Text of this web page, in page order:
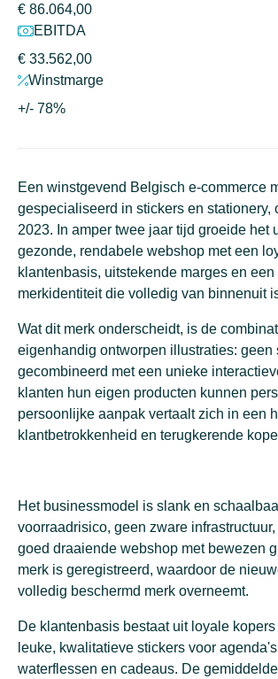
€ 86.064,00
EBITDA
€ 33.562,00
Winstmarge
+/- 78%
Een winstgevend Belgisch e-commerce
gespecialiseerd in stickers en stationery,
2023. In amper twee jaar tijd groeide het
gezonde, rendabele webshop met een
klantenbasis, uitstekende marges en een
merkidentiteit die volledig van binnenuit
Wat dit merk onderscheidt, is de
eigenhandig ontworpen illustraties: geen
gecombineerd met een unieke
klanten hun eigen producten kunnen
persoonlijke aanpak vertaalt zich in een
klantbetrokkenheid en terugkerende
Het businessmodel is slank en
voorraadrisico, geen zware
goed draaiende webshop met bewezen
merk is geregistreerd, waardoor de
volledig beschermd merk overneemt.
De klantenbasis bestaat uit loyale
leuke, kwalitatieve stickers voor
waterflessen en cadeaus. De